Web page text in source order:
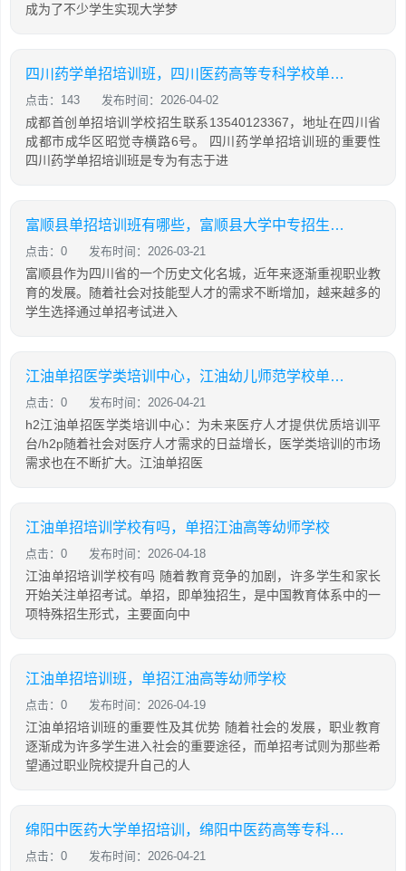
成为了不少学生实现大学梦
四川药学单招培训班，四川医药高等专科学校单招题
点击：143 发布时间：2026-04-02
成都首创单招培训学校招生联系13540123367，地址在四川省
成都市成华区昭觉寺横路6号。 四川药学单招培训班的重要性
四川药学单招培训班是专为有志于进
富顺县单招培训班有哪些，富顺县大学中专招生委员会高等教育自学考试办公室
点击：0 发布时间：2026-03-21
富顺县作为四川省的一个历史文化名城，近年来逐渐重视职业教
育的发展。随着社会对技能型人才的需求不断增加，越来越多的
学生选择通过单招考试进入
江油单招医学类培训中心，江油幼儿师范学校单招分数线
点击：0 发布时间：2026-04-21
h2江油单招医学类培训中心：为未来医疗人才提供优质培训平
台/h2p随着社会对医疗人才需求的日益增长，医学类培训的市场
需求也在不断扩大。江油单招医
江油单招培训学校有吗，单招江油高等幼师学校
点击：0 发布时间：2026-04-18
江油单招培训学校有吗 随着教育竞争的加剧，许多学生和家长
开始关注单招考试。单招，即单独招生，是中国教育体系中的一
项特殊招生形式，主要面向中
江油单招培训班，单招江油高等幼师学校
点击：0 发布时间：2026-04-19
江油单招培训班的重要性及其优势 随着社会的发展，职业教育
逐渐成为许多学生进入社会的重要途径，而单招考试则为那些希
望通过职业院校提升自己的人
绵阳中医药大学单招培训，绵阳中医药高等专科学校2021年单招分数线
点击：0 发布时间：2026-04-21